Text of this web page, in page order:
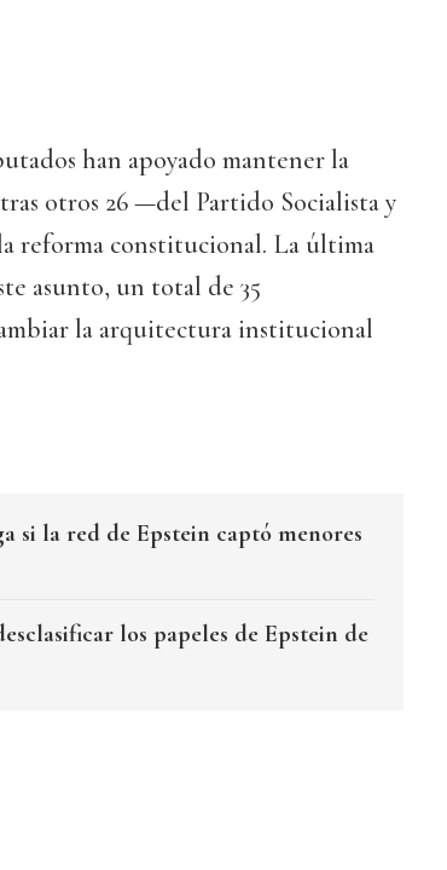
han apoyado mantener la
otros 26 —del Partido Socialista y
reforma constitucional. La última
asunto, un total de 35
la arquitectura institucional
si la red de Epstein captó menores
los papeles de Epstein de